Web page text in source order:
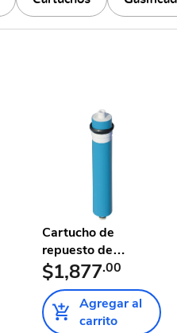
Cartucho de
repuesto de
Membrana para
pu...
$1,877.00
Agregar al
carrito